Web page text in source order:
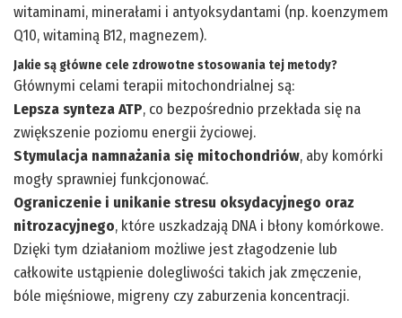
witaminami, minerałami i antyoksydantami (np. koenzymem
Q10, witaminą B12, magnezem).
Jakie są główne cele zdrowotne stosowania tej metody?
Głównymi celami terapii mitochondrialnej są:
Lepsza synteza ATP, co bezpośrednio przekłada się na
zwiększenie poziomu energii życiowej.
Stymulacja namnażania się mitochondriów, aby komórki
mogły sprawniej funkcjonować.
Ograniczenie i unikanie stresu oksydacyjnego oraz
nitrozacyjnego, które uszkadzają DNA i błony komórkowe.
Dzięki tym działaniom możliwe jest złagodzenie lub
całkowite ustąpienie dolegliwości takich jak zmęczenie,
bóle mięśniowe, migreny czy zaburzenia koncentracji.